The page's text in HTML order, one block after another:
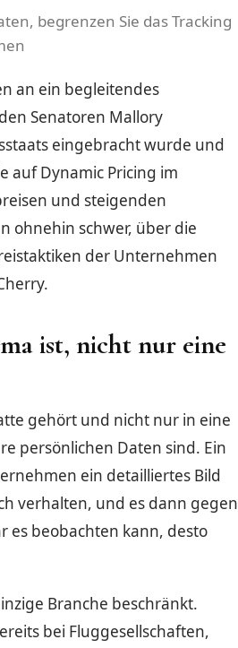
begrenzen Sie das Tracking
an ein begleitendes
Senatoren Mallory
eingebracht wurde und
auf Dynamic Pricing im
und steigenden
ohnehin schwer, über die
der Unternehmen
ist, nicht nur eine
gehört und nicht nur in eine
persönlichen Daten sind. Ein
ein detailliertes Bild
verhalten, und es dann gegen
es beobachten kann, desto
Branche beschränkt.
bei Fluggesellschaften,